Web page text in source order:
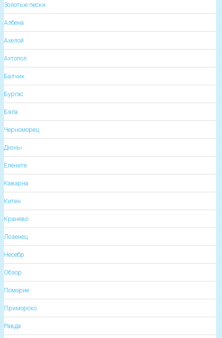
Золотые пески
Албена
Ахелой
Ахтопол
Балчик
Бургас
Бяла
Черноморец
Дюны
Елените
Каварна
Китен
Кранево
Лозенец
Несебр
Обзор
Поморие
Приморско
Равда